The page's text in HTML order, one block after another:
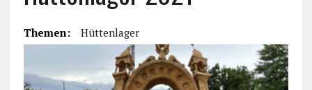
Themen: Hüttenlager